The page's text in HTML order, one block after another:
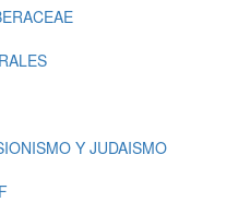
Y JUDAISMO